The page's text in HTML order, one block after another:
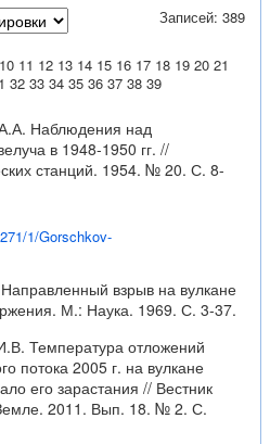
Записей: 389
10 11 12 13 14 15 16 17 18 19 20 21
32 33 34 35 36 37 38 39
Наблюдения над
в 1948-1950 гг. //
станций. 1954. № 20. С. 8-
1/Gorschkov-
взрыв на вулкане
М.: Наука. 1969. С. 3-37.
Температура отложений
потока 2005 г. на вулкане
его зарастания // Вестник
2011. Вып. 18. № 2. С.